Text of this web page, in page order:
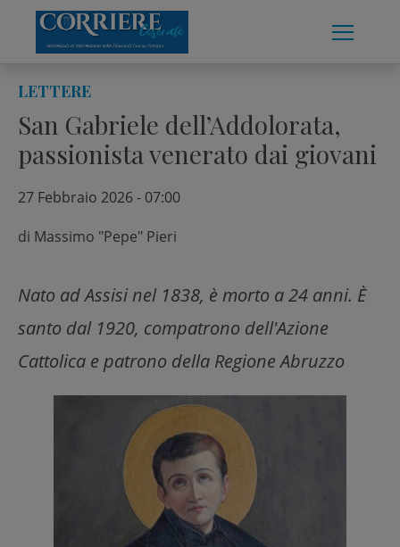
content
LETTERE
San Gabriele dell’Addolorata,
passionista venerato dai giovani
27 Febbraio 2026 - 07:00
di Massimo "Pepe" Pieri
Nato ad Assisi nel 1838, è morto a 24 anni. È
santo dal 1920, compatrono dell'Azione
Cattolica e patrono della Regione Abruzzo